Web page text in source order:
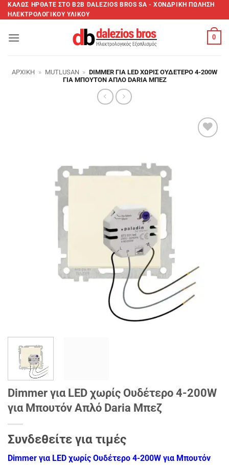
Μετάβαση
στο
ΚΑΛΩΣ ΗΡΘΑΤΕ ΣTO B2B DALEZIOS BROS SA - XΟΝΔΡΙΚΗ ΠΩΛΗΣΗ
ΗΛΕΚΤΡΟΛΟΓΙΚΟΥ ΥΛΙΚΟΥ
0
ΑΡΧΙΚΉ » MUTLUSAN » DIMMER ΓΙΑ LED ΧΩΡΊΣ ΟΥΔΈΤΕΡΟ 4-200W
ΓΙΑ ΜΠΟΥΤΌΝ ΑΠΛΌ DARIA ΜΠΕΖ
Dimmer για LED χωρίς Ουδέτερο 4-200W
για Μπουτόν Απλό Daria Μπεζ
Συνδεθείτε για τιμές
Dimmer για LED χωρίς Ουδέτερο 4-200W για Μπουτόν